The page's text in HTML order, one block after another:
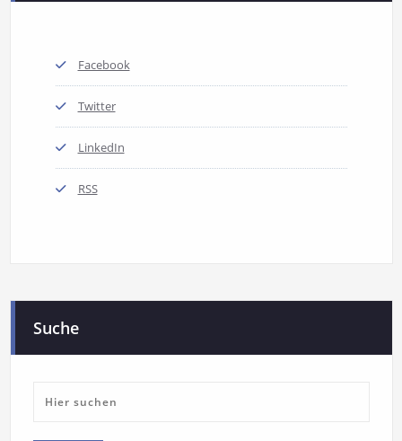
Facebook
Twitter
LinkedIn
RSS
Suche